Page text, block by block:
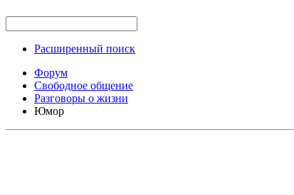
Расширенный поиск
Форум
Свободное общение
Разговоры о жизни
Юмор